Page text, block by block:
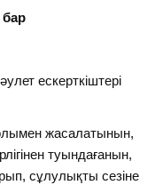
ескерткіштері
жасалатынын,
туындағанын,
сұлулықты сезіне